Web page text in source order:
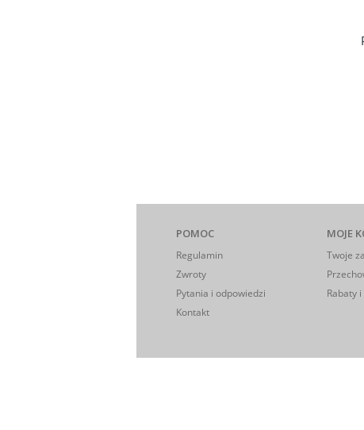
POMOC
Regulamin
Zwroty
Pytania i odpowiedzi
Kontakt
MOJE
Twoje
Rabaty